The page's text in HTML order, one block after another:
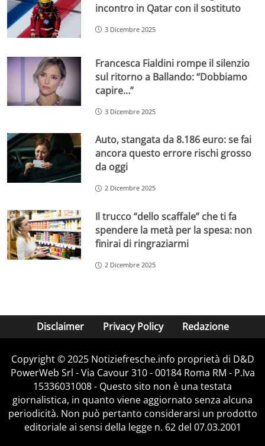
incontro in Qatar con il sostituto
3 Dicembre 2025
Francesca Fialdini rompe il silenzio
sul ritorno a Ballando: “Dobbiamo
capire…”
3 Dicembre 2025
Auto, stangata da 8.186 euro: se fai
ancora questo errore rischi grosso
da oggi
2 Dicembre 2025
Il trucco “dello scaffale” che ti fa
spendere la metà per la spesa: non
finirai di ringraziarmi
2 Dicembre 2025
Disclaimer Privacy Policy Redazione
Copyright © 2025 Notiziefresche.info proprietà di D&D
PowerWeb Srl - Via Cavour 310 - 00184 Roma RM - P.Iva
15336031008 - Questo sito non è una testata
giornalistica, in quanto viene aggiornato senza alcuna
periodicità. Non può pertanto considerarsi un prodotto
editoriale ai sensi della legge n. 62 del 07.03.2001